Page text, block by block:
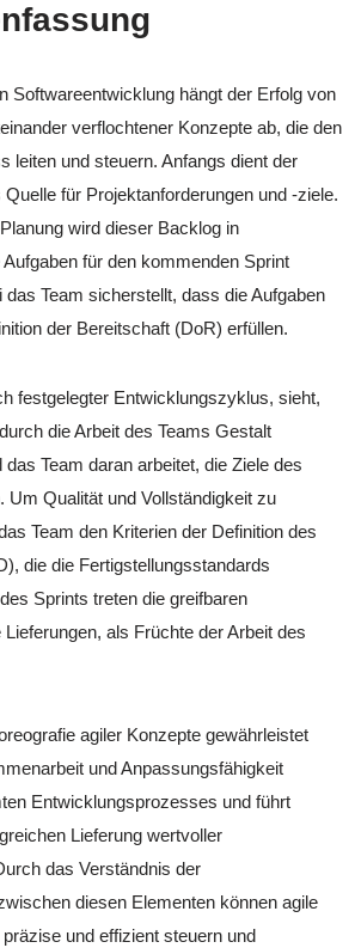
Softwareentwicklung hängt der Erfolg von
verflochtener Konzepte ab, die den
leiten und steuern. Anfangs dient der
für Projektanforderungen und -ziele.
wird dieser Backlog in
für den kommenden Sprint
das Team sicherstellt, dass die Aufgaben
der Bereitschaft (DoR) erfüllen.
festgelegter Entwicklungszyklus, sieht,
die Arbeit des Teams Gestalt
Team daran arbeitet, die Ziele des
Um Qualität und Vollständigkeit zu
Team den Kriterien der Definition des
die die Fertigstellungsstandards
Sprints treten die greifbaren
als Früchte der Arbeit des
agiler Konzepte gewährleistet
und Anpassungsfähigkeit
Entwicklungsprozesses und führt
Lieferung wertvoller
das Verständnis der
diesen Elementen können agile
und effizient steuern und